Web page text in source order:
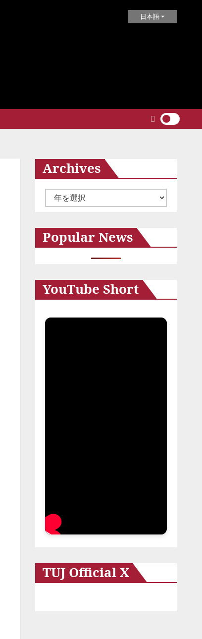
日本語
Archives
ー
イ
ブ
Popular News
YouTube Short
TUJ Official X